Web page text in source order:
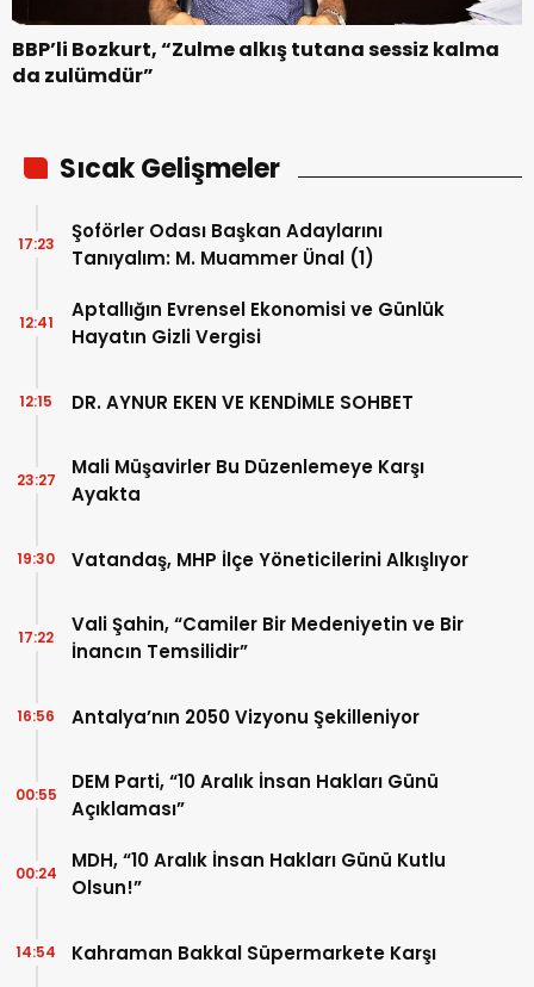
BBP’li Bozkurt, “Zulme alkış tutana sessiz kalma
da zulümdür”
Sıcak Gelişmeler
Şoförler Odası Başkan Adaylarını
Tanıyalım: M. Muammer Ünal (1)
17:23
Aptallığın Evrensel Ekonomisi ve Günlük
Hayatın Gizli Vergisi
12:41
DR. AYNUR EKEN VE KENDİMLE SOHBET
12:15
Mali Müşavirler Bu Düzenlemeye Karşı
Ayakta
23:27
Vatandaş, MHP İlçe Yöneticilerini Alkışlıyor
19:30
Vali Şahin, “Camiler Bir Medeniyetin ve Bir
İnancın Temsilidir”
17:22
Antalya’nın 2050 Vizyonu Şekilleniyor
16:56
DEM Parti, “10 Aralık İnsan Hakları Günü
Açıklaması”
00:55
MDH, “10 Aralık İnsan Hakları Günü Kutlu
Olsun!”
00:24
Kahraman Bakkal Süpermarkete Karşı
14:54